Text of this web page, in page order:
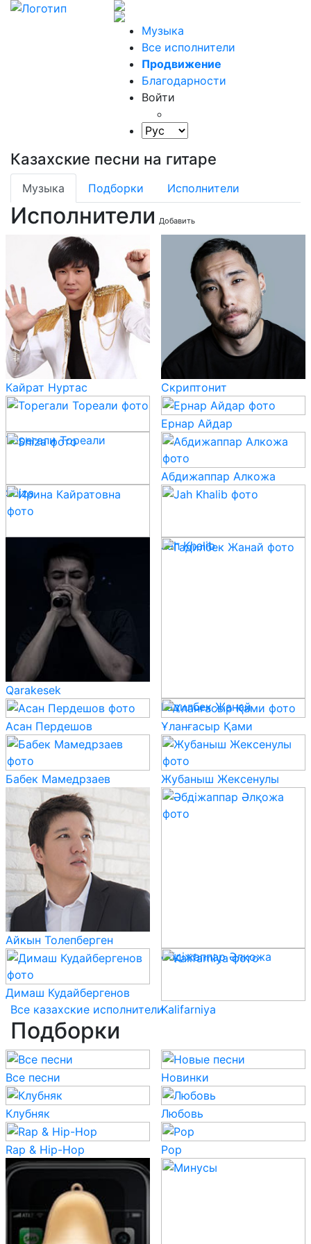
Музыка
Все исполнители
Продвижение
Благодарности
Войти
Казахские песни на гитаре
Музыка Подборки Исполнители
Исполнители Добавить
Кайрат Нуртас Скриптонит
Торегали Тореали
Ернар Айдар
Shiza
Абдижаппар Алкожа
Jah Khalib
Qarakesek
Гадилбек Жанай
Асан Пердешов
Ұланғасыр Қами
Бабек Мамедрзаев Жубаныш Жексенулы
Айкын Толепберген
Әбдіжаппар Әлқожа
Димаш Кудайбергенов
Kalifarniya
Все казахские исполнители
Подборки
Все песни Новинки
Клубняк Любовь
Rap & Hip-Hop Pop